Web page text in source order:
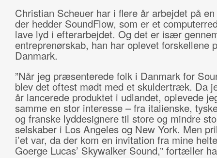
Christian Scheuer har i flere år arbejdet på
der hedder SoundFlow, som er et
lave lyd i efterarbejdet. Og det er især
entreprenørskab, han har oplevet forskellene
Danmark.
”Når jeg præsenterede folk i Danmark for
blev det oftest mødt med et skuldertræk. Da
år lancerede produktet i udlandet, oplevede
samme en stor interesse – fra italienske,
og franske lyddesignere til store og mindre
selskaber i Los Angeles og New York. Men
i’et var, da der kom en invitation fra mine
Goerge Lucas’ Skywalker Sound,” fortæller